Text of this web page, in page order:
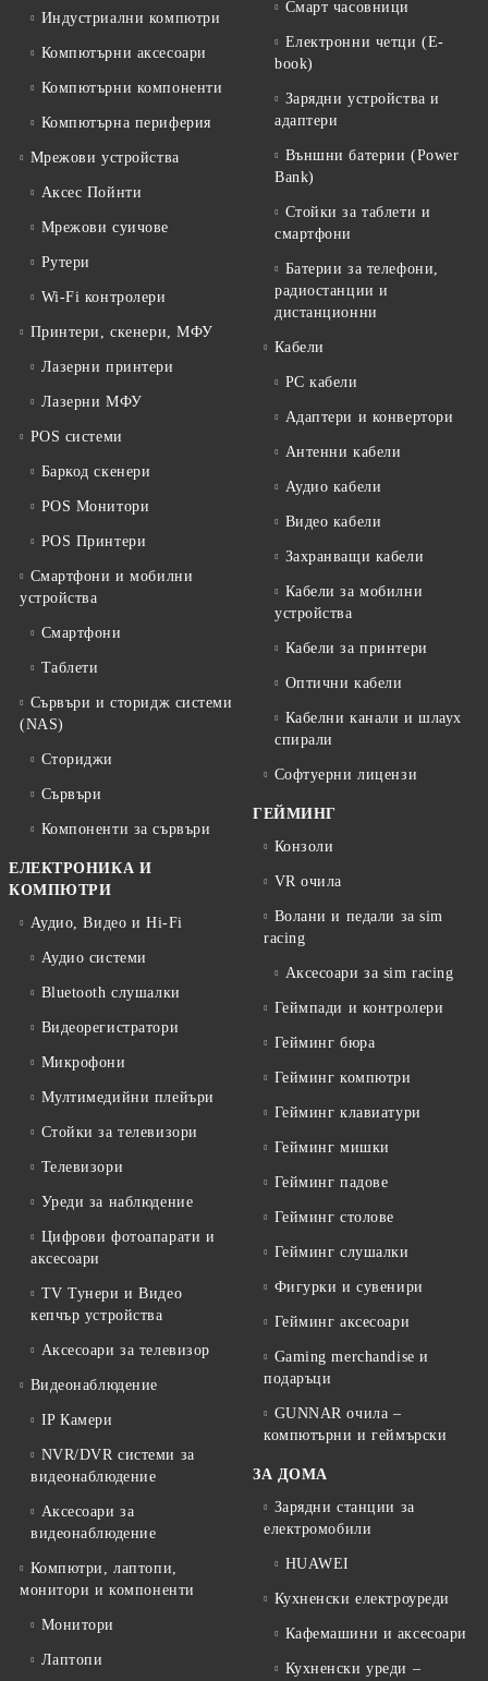
Индустриални компютри
Компютърни аксесоари
Компютърни компоненти
Компютърна периферия
Мрежови устройства
Аксес Пойнти
Мрежови суичове
Рутери
Wi-Fi контролери
Принтери, скенери, МФУ
Лазерни принтери
Лазерни МФУ
POS системи
Баркод скенери
POS Монитори
POS Принтери
Смартфони и мобилни
устройства
Смартфони
Таблети
Сървъри и сторидж системи
(NAS)
Сториджи
Сървъри
Компоненти за сървъри
ЕЛЕКТРОНИКА И
КОМПЮТРИ
Аудио, Видео и Hi-Fi
Аудио системи
Bluetooth слушалки
Видеорегистратори
Микрофони
Мултимедийни плейъри
Стойки за телевизори
Телевизори
Уреди за наблюдение
Цифрови фотоапарати и
аксесоари
TV Тунери и Видео
кепчър устройства
Аксесоари за телевизор
Видеонаблюдение
IP Камери
NVR/DVR системи за
видеонаблюдение
Аксесоари за
видеонаблюдение
Компютри, лаптопи,
монитори и компоненти
Монитори
Лаптопи
Смарт часовници
Електронни четци (E-
book)
Зарядни устройства и
адаптери
Външни батерии (Power
Bank)
Стойки за таблети и
смартфони
Батерии за телефони,
радиостанции и
дистанционни
Кабели
PC кабели
Адаптери и конвертори
Антенни кабели
Аудио кабели
Видео кабели
Захранващи кабели
Кабели за мобилни
устройства
Кабели за принтери
Оптични кабели
Кабелни канали и шлаух
спирали
Софтуерни лицензи
ГЕЙМИНГ
Конзоли
VR очила
Волани и педали за sim
racing
Аксесоари за sim racing
Геймпади и контролери
Гейминг бюра
Гейминг компютри
Гейминг клавиатури
Гейминг мишки
Гейминг падове
Гейминг столове
Гейминг слушалки
Фигурки и сувенири
Гейминг аксесоари
Gaming merchandise и
подаръци
GUNNAR очила –
компютърни и геймърски
ЗА ДОМА
Зарядни станции за
електромобили
HUAWEI
Кухненски електроуреди
Кафемашини и аксесоари
Кухненски уреди –